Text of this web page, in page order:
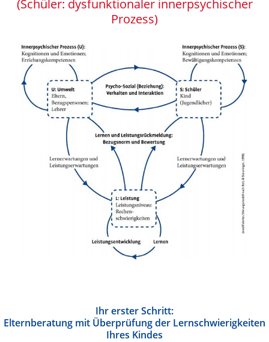
(Schüler: dysfunktionaler innerpsychischer
Prozess)
Ihr erster Schritt:
Elternberatung mit Überprüfung der Lernschwierigkeiten
Ihres Kindes